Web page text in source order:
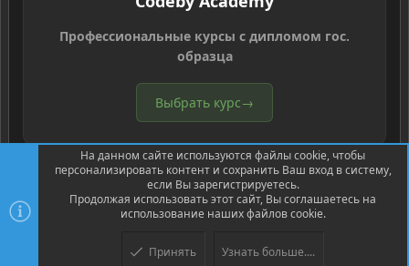
Профессиональные курсы с дипломом гос.
образца
Выбрать курс→
Community platform by XenForo ® © 2010-2026 XenForo Ltd.
© Jason Axelrod of 8WAYRUN
На данном сайте используются файлы cookie, чтобы
персонализировать контент и сохранить Ваш вход в систему,
если Вы зарегистрируетесь.
Продолжая использовать этот сайт, Вы соглашаетесь на
использование наших файлов cookie.
Принять Узнать больше....